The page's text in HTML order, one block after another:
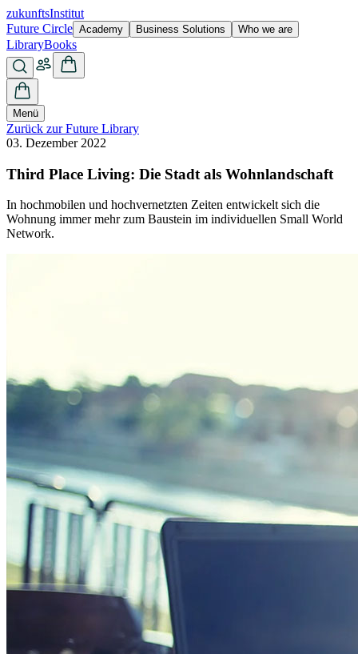
zukunftsInstitut
Future Circle Academy Business Solutions Who we are
LibraryBooks
Menü
Zurück zur Future Library
03. Dezember 2022
Third Place Living: Die Stadt als Wohnlandschaft
In hochmobilen und hochvernetzten Zeiten entwickelt sich die
Wohnung immer mehr zum Baustein im individuellen Small World
Network.